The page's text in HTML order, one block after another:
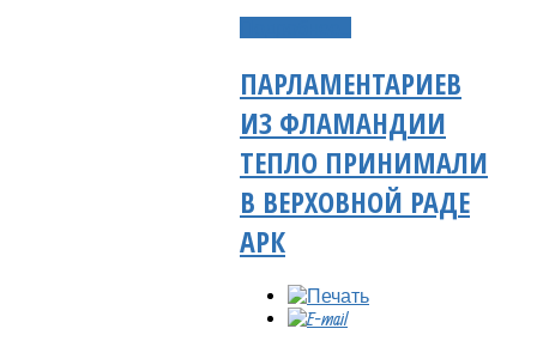
ПАРЛАМЕНТАРИЕВ
ИЗ ФЛАМАНДИИ
ТЕПЛО ПРИНИМАЛИ
В ВЕРХОВНОЙ РАДЕ
АРК